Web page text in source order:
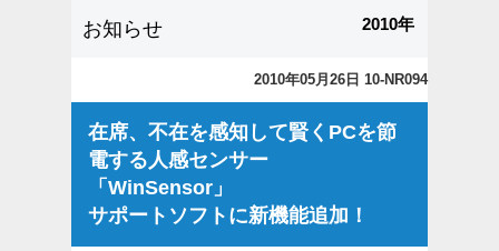
お知らせ 2010年
2010年05月26日 10-NR094
在席、不在を感知して賢くPCを節
電する人感センサー
「WinSensor」
サポートソフトに新機能追加！